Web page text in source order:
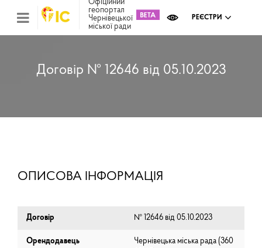
Офіційний
геопортал
Чернівецької
міської ради
РЕЄСТРИ
Договір № 12646 від 05.10.2023
ОПИСОВА ІНФОРМАЦІЯ
Договір № 12646 від 05.10.2023
Орендодавець
Чернівецька міська рада (⁨360